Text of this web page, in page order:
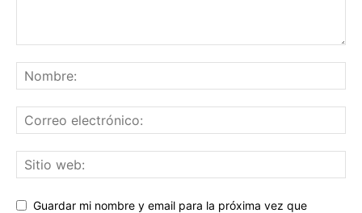
Guardar mi nombre y email para la próxima vez que